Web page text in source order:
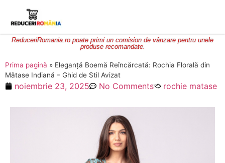
ReduceriRomania.ro poate primi un comision de vânzare pentru unele
produse recomandate.
Prima pagină » Eleganță Boemă Reîncărcată: Rochia Florală din
Mătase Indiană – Ghid de Stil Avizat
noiembrie 23, 2025 No Comments rochie matase